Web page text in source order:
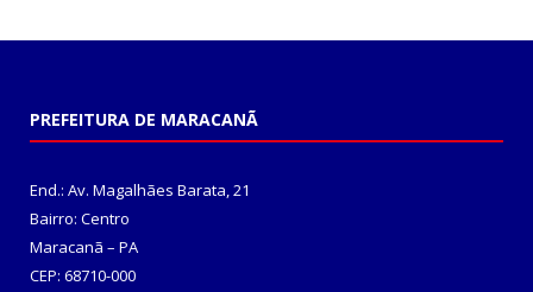
PREFEITURA DE MARACANÃ
End.: Av. Magalhães Barata, 21
Bairro: Centro
Maracanã – PA
CEP: 68710-000